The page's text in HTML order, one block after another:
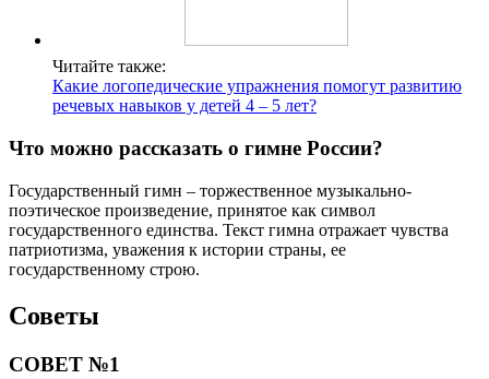
Читайте также:
Какие логопедические упражнения помогут развитию
речевых навыков у детей 4 – 5 лет?
Что можно рассказать о гимне России?
Государственный гимн – торжественное музыкально-
поэтическое произведение, принятое как символ
государственного единства. Текст гимна отражает чувства
патриотизма, уважения к истории страны, ее
государственному строю.
Советы
СОВЕТ №1